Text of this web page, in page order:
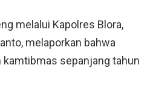
melalui Kapolres Blora,
melaporkan bahwa
kamtibmas sepanjang tahun